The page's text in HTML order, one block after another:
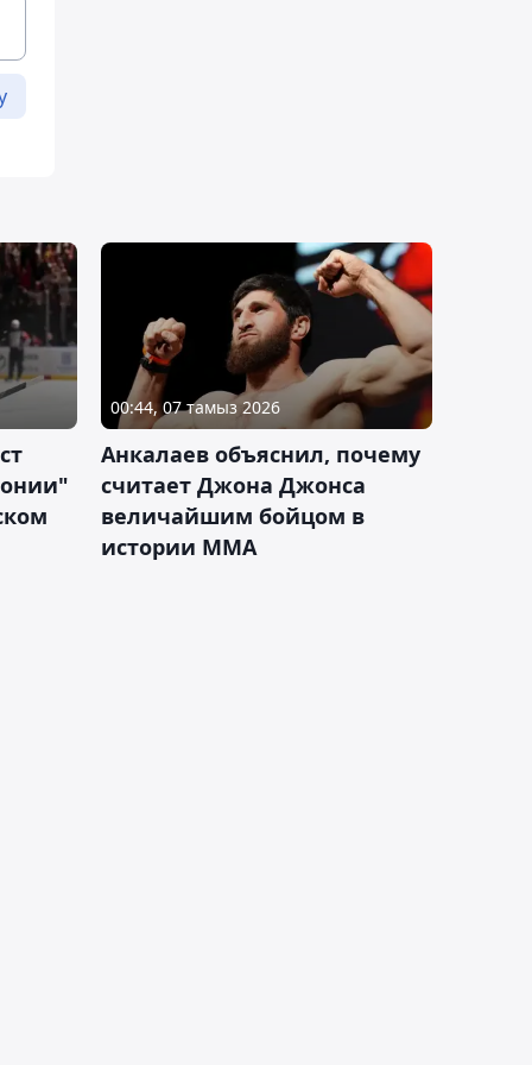
00:44, 07 тамыз 2026
Анкалаев объяснил, почему
считает Джона Джонса
величайшим бойцом в
истории ММА